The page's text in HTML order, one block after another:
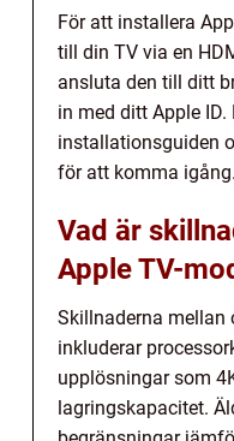
För att installera
till din TV via en
ansluta den till ditt
in med ditt Apple
installationsguiden
för att komma igång.
Vad är
Apple TV-
Skillnaderna mellan
inkluderar
upplösningar som
lagringskapacitet.